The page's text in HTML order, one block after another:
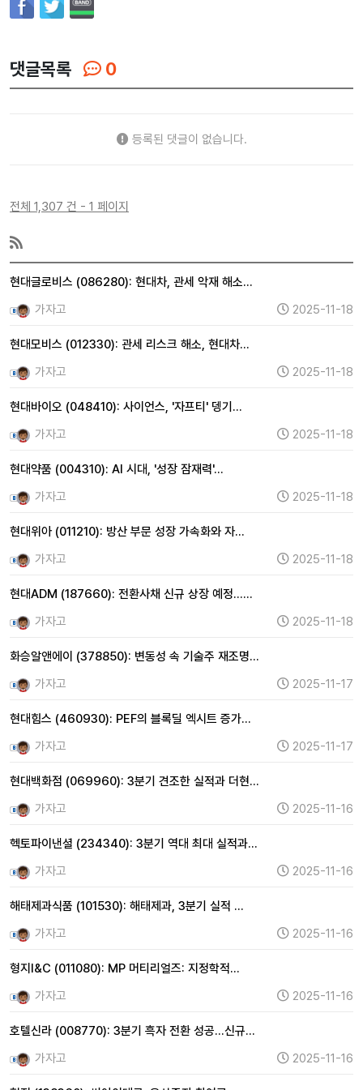
댓글목록 0
등록된 댓글이 없습니다.
전체 1,307 건 - 1 페이지
현대글로비스 (086280): 현대차, 관세 악재 해소…
가자고
2025-11-18
현대모비스 (012330): 관세 리스크 해소, 현대차…
가자고
2025-11-18
현대바이오 (048410): 사이언스, '자프티' 뎅기…
가자고
2025-11-18
현대약품 (004310): AI 시대, '성장 잠재력'…
가자고
2025-11-18
현대위아 (011210): 방산 부문 성장 가속화와 자…
가자고
2025-11-18
현대ADM (187660): 전환사채 신규 상장 예정……
가자고
2025-11-18
화승알앤에이 (378850): 변동성 속 기술주 재조명…
가자고
2025-11-17
현대힘스 (460930): PEF의 블록딜 엑시트 증가…
가자고
2025-11-17
현대백화점 (069960): 3분기 견조한 실적과 더현…
가자고
2025-11-16
헥토파이낸셜 (234340): 3분기 역대 최대 실적과…
가자고
2025-11-16
해태제과식품 (101530): 해태제과, 3분기 실적 …
가자고
2025-11-16
형지I&C (011080): MP 머티리얼즈: 지정학적…
가자고
2025-11-16
호텔신라 (008770): 3분기 흑자 전환 성공…신규…
가자고
2025-11-16